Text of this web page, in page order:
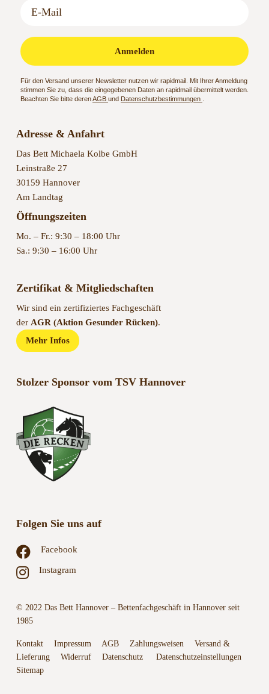
Anmelden
Für den Versand unserer Newsletter nutzen wir rapidmail. Mit Ihrer Anmeldung
stimmen Sie zu, dass die eingegebenen Daten an rapidmail übermittelt werden.
Beachten Sie bitte derenAGB und Datenschutzbestimmungen
Adresse & Anfahrt
Das Bett Michaela Kolbe GmbH
Leinstraße 27
30159 Hannover
Am Landtag
Öffnungszeiten
Mo. – Fr.: 9:30 – 18:00 Uhr
Sa.: 9:30 – 16:00 Uhr
Zertifikat & Mitgliedschaften
Wir sind ein zertifiziertes Fachgeschäft
der AGR (Aktion Gesunder Rücken).
Mehr Infos
Stolzer Sponsor vom TSV Hannover
Folgen Sie uns auf
Facebook
Instagram
© 2022 Das Bett Hannover – Bettenfachgeschäft in Hannover seit
1985
Kontakt Impressum AGB Zahlungsweisen
Versand &
Lieferung
Widerruf Datenschutz
Datenschutzeinstellungen
Sitemap